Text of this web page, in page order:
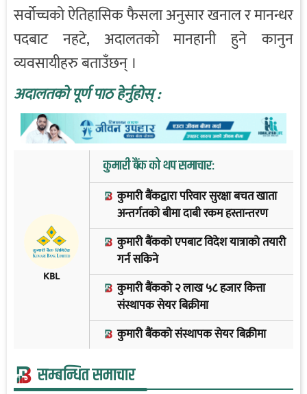
सर्वोच्चको ऐतिहासिक फैसला अनुसार खनाल र मानन्धर
पदबाट नहटे, अदालतको मानहानी हुने कानुन
व्यवसायीहरु बताउँछन् ।
अदालतको पूर्ण पाठ हेर्नुहोस् :
KBL
कुमारी बैंक को थप समाचार:
कुमारी बैंकद्वारा परिवार सुरक्षा बचत खाता
अन्तर्गतको बीमा दाबी रकम हस्तान्तरण
कुमारी बैंकको एपबाट विदेश यात्राको तयारी
गर्न सकिने
कुमारी बैंकको २ लाख ५८ हजार कित्ता
संस्थापक सेयर बिक्रीमा
कुमारी बैंकको संस्थापक सेयर बिक्रीमा
सम्बन्धित समाचार